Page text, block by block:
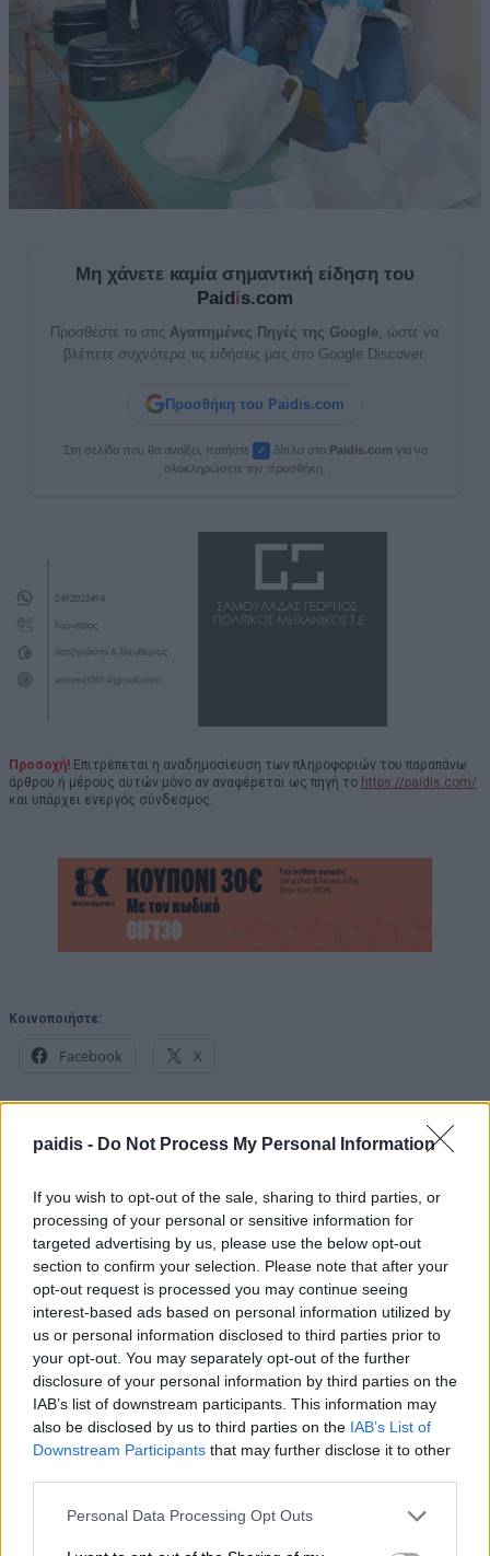
paidis - Do Not Process My Personal Information
If you wish to opt-out of the sale, sharing to third parties, or
processing of your personal or sensitive information for
targeted advertising by us, please use the below opt-out
section to confirm your selection. Please note that after your
opt-out request is processed you may continue seeing
interest-based ads based on personal information utilized by
us or personal information disclosed to third parties prior to
your opt-out. You may separately opt-out of the further
disclosure of your personal information by third parties on the
IAB’s list of downstream participants. This information may
also be disclosed by us to third parties on the IAB’s List of
Downstream Participants that may further disclose it to other
Personal Data Processing Opt Outs
Μη χάνετε καμία σημαντική είδηση του
Paidis.com
Προσθέστε το στις Αγαπημένες Πηγές της Google , ώστε να
βλέπετε συχνότερα τις ειδήσεις μας στο Google Discover.
Προσθήκη του Paidis.com
Στη σελίδα που θα ανοίξει, πατήστε ✓ δίπλα στο Paidis.com για να
ολοκληρώσετε την προσθήκη.
Προσοχή! Επιτρέπεται η αναδημοσίευση των πληροφοριών του παραπάνω
άρθρου ή μέρους αυτών μόνο αν αναφέρεται ως πηγή το https://paidis.com/
και υπάρχει ενεργός σύνδεσμος.
Κοινοποιήστε:
Facebook X
▌ΤΑ ΠΙΟ ΔΗΜΟΦΙΛΗ
ΣΗΜΕΡΑ
Ι.Σ. Λάρισας: Σύντομες οδηγίες
προστασίας από τον καύσωνα